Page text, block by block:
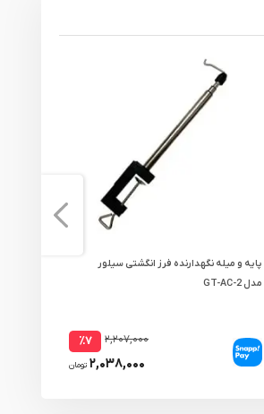
پایه و میله‌ نگهدارنده فرز انگشتی سیلور
مدل GT-AC-2
۲,۲۰۷,۰۰۰ ٪۷
۲,۰۳۸,۰۰۰ تومان